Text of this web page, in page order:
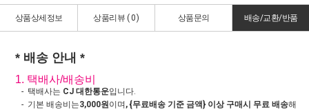
상품상세정보 상품리뷰 ( 0) 상품문의 배송/교환/반품
* 배송 안내 *
1. 택배사/배송비
- 택배사는 CJ 대한통운입니다.
- 기본 배송비는3,000원이며 , {무료배송 기준 금액} 이상 구매시 무료 배송해